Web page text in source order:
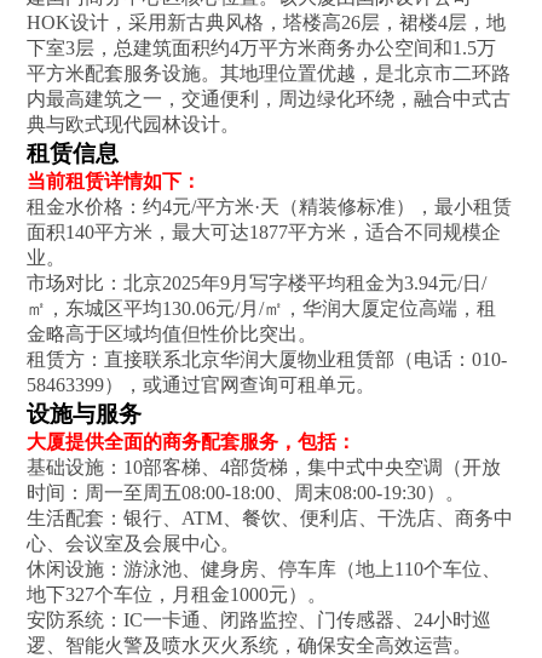
HOK设计，采用新古典风格，塔楼高26层，裙楼4层，地
下室3层，总建筑面积约4万平方米商务办公空间和1.5万
平方米配套服务设施‌。其地理位置优越，是北京市二环路
内最高建筑之一，交通便利，周边绿化环绕，融合中式古
典与欧式现代园林设计‌。
租赁信息
当前租赁详情如下：
租金水价格：约4元/平方米·天（精装修标准），最小租赁
面积140平方米，最大可达1877平方米，适合不同规模企
业‌。
市场对比‌：北京2025年9月写字楼平均租金为3.94元/日/
㎡，东城区平均130.06元/月/㎡，华润大厦定位高端，租
金略高于区域均值但性价比突出‌。
租赁方‌：直接联系北京华润大厦物业租赁部（电话：010-
58463399），或通过官网查询可租单元‌。
设施与服务
大厦提供全面的商务配套服务，包括：
基础设施‌：10部客梯、4部货梯，集中式中央空调（开放
时间：周一至周五08:00-18:00、周末08:00-19:30）‌。
生活配套‌：银行、ATM、餐饮、便利店、干洗店、商务中
心、会议室及会展中心‌。
休闲设施‌：游泳池、健身房、停车库（地上110个车位、
地下327个车位，月租金1000元）‌。
安防系统‌：IC一卡通、闭路监控、门传感器、24小时巡
逻、智能火警及喷水灭火系统，确保安全高效运营‌。